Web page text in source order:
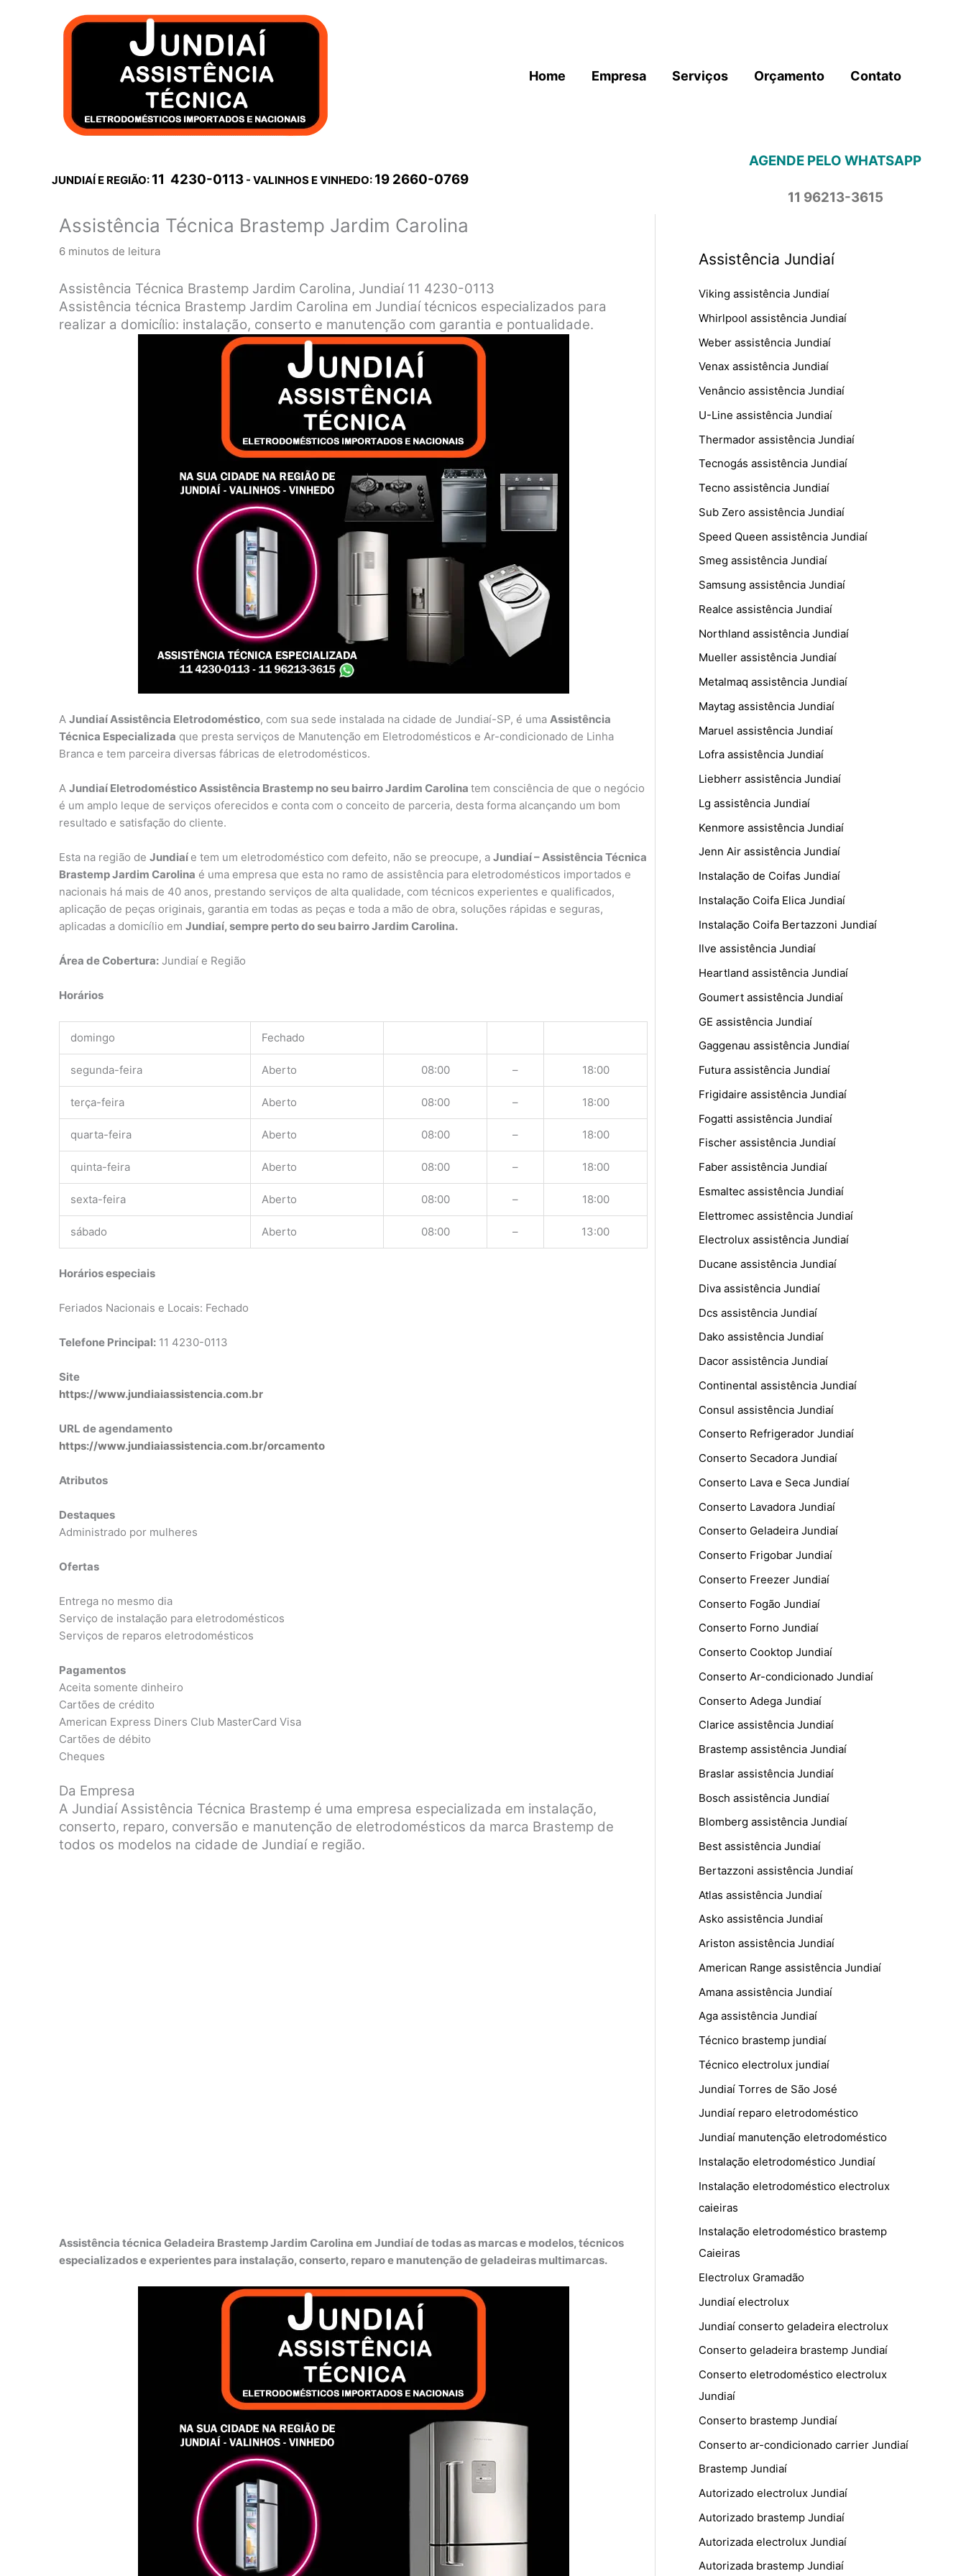
Home Empresa Serviços Orçamento Contato
JUNDIAÍ E REGIÃO: 11 4230-0113 - VALINHOS E VINHEDO: 19 2660-0769
AGENDE PELO WHATSAPP
11 96213-3615
Assistência Técnica Brastemp Jardim Carolina
6 minutos de leitura
Assistência Técnica Brastemp Jardim Carolina, Jundiaí 11 4230-0113
Assistência técnica Brastemp Jardim Carolina em Jundiaí técnicos especializados para
realizar a domicílio: instalação, conserto e manutenção com garantia e pontualidade.
A Jundiaí Assistência Eletrodoméstico, com sua sede instalada na cidade de Jundiaí-SP, é uma Assistência
Técnica Especializada que presta serviços de Manutenção em Eletrodomésticos e Ar-condicionado de Linha
Branca e tem parceira diversas fábricas de eletrodomésticos.
A Jundiaí Eletrodoméstico Assistência Brastemp no seu bairro Jardim Carolina tem consciência de que o negócio
é um amplo leque de serviços oferecidos e conta com o conceito de parceria, desta forma alcançando um bom
resultado e satisfação do cliente.
Esta na região de Jundiaí e tem um eletrodoméstico com defeito, não se preocupe, a Jundiaí – Assistência Técnica
Brastemp Jardim Carolina é uma empresa que esta no ramo de assistência para eletrodomésticos importados e
nacionais há mais de 40 anos, prestando serviços de alta qualidade, com técnicos experientes e qualificados,
aplicação de peças originais, garantia em todas as peças e toda a mão de obra, soluções rápidas e seguras,
aplicadas a domicílio em Jundiaí, sempre perto do seu bairro Jardim Carolina.
Área de Cobertura: Jundiaí e Região
Horários
domingo Fechado
segunda-feira Aberto 08:00 – 18:00
terça-feira Aberto 08:00 – 18:00
quarta-feira Aberto 08:00 – 18:00
quinta-feira Aberto 08:00 – 18:00
sexta-feira Aberto 08:00 – 18:00
sábado Aberto 08:00 – 13:00
Horários especiais
Feriados Nacionais e Locais: Fechado
Telefone Principal: 11 4230-0113
Site
https://www.jundiaiassistencia.com.br
URL de agendamento
https://www.jundiaiassistencia.com.br/orcamento
Atributos
Destaques
Administrado por mulheres
Ofertas
Entrega no mesmo dia
Serviço de instalação para eletrodomésticos
Serviços de reparos eletrodomésticos
Pagamentos
Aceita somente dinheiro
Cartões de crédito
American Express Diners Club MasterCard Visa
Cartões de débito
Cheques
Da Empresa
A Jundiaí Assistência Técnica Brastemp é uma empresa especializada em instalação,
conserto, reparo, conversão e manutenção de eletrodomésticos da marca Brastemp de
todos os modelos na cidade de Jundiaí e região.
Assistência técnica Geladeira Brastemp Jardim Carolina em Jundiaí de todas as marcas e modelos, técnicos
especializados e experientes para instalação, conserto, reparo e manutenção de geladeiras multimarcas.
Assistência Jundiaí
Viking assistência Jundiaí
Whirlpool assistência Jundiaí
Weber assistência Jundiaí
Venax assistência Jundiaí
Venâncio assistência Jundiaí
U-Line assistência Jundiaí
Thermador assistência Jundiaí
Tecnogás assistência Jundiaí
Tecno assistência Jundiaí
Sub Zero assistência Jundiaí
Speed Queen assistência Jundiaí
Smeg assistência Jundiaí
Samsung assistência Jundiaí
Realce assistência Jundiaí
Northland assistência Jundiaí
Mueller assistência Jundiaí
Metalmaq assistência Jundiaí
Maytag assistência Jundiaí
Maruel assistência Jundiaí
Lofra assistência Jundiaí
Liebherr assistência Jundiaí
Lg assistência Jundiaí
Kenmore assistência Jundiaí
Jenn Air assistência Jundiaí
Instalação de Coifas Jundiaí
Instalação Coifa Elica Jundiaí
Instalação Coifa Bertazzoni Jundiaí
Ilve assistência Jundiaí
Heartland assistência Jundiaí
Goumert assistência Jundiaí
GE assistência Jundiaí
Gaggenau assistência Jundiaí
Futura assistência Jundiaí
Frigidaire assistência Jundiaí
Fogatti assistência Jundiaí
Fischer assistência Jundiaí
Faber assistência Jundiaí
Esmaltec assistência Jundiaí
Elettromec assistência Jundiaí
Electrolux assistência Jundiaí
Ducane assistência Jundiaí
Diva assistência Jundiaí
Dcs assistência Jundiaí
Dako assistência Jundiaí
Dacor assistência Jundiaí
Continental assistência Jundiaí
Consul assistência Jundiaí
Conserto Refrigerador Jundiaí
Conserto Secadora Jundiaí
Conserto Lava e Seca Jundiaí
Conserto Lavadora Jundiaí
Conserto Geladeira Jundiaí
Conserto Frigobar Jundiaí
Conserto Freezer Jundiaí
Conserto Fogão Jundiaí
Conserto Forno Jundiaí
Conserto Cooktop Jundiaí
Conserto Ar-condicionado Jundiaí
Conserto Adega Jundiaí
Clarice assistência Jundiaí
Brastemp assistência Jundiaí
Braslar assistência Jundiaí
Bosch assistência Jundiaí
Blomberg assistência Jundiaí
Best assistência Jundiaí
Bertazzoni assistência Jundiaí
Atlas assistência Jundiaí
Asko assistência Jundiaí
Ariston assistência Jundiaí
American Range assistência Jundiaí
Amana assistência Jundiaí
Aga assistência Jundiaí
Técnico brastemp jundiaí
Técnico electrolux jundiaí
Jundiaí Torres de São José
Jundiaí reparo eletrodoméstico
Jundiaí manutenção eletrodoméstico
Instalação eletrodoméstico Jundiaí
Instalação eletrodoméstico electrolux
caieiras
Instalação eletrodoméstico brastemp
Caieiras
Electrolux Gramadão
Jundiaí electrolux
Jundiaí conserto geladeira electrolux
Conserto geladeira brastemp Jundiaí
Conserto eletrodoméstico electrolux
Jundiaí
Conserto brastemp Jundiaí
Conserto ar-condicionado carrier Jundiaí
Brastemp Jundiaí
Autorizado electrolux Jundiaí
Autorizado brastemp Jundiaí
Autorizada electrolux Jundiaí
Autorizada brastemp Jundiaí